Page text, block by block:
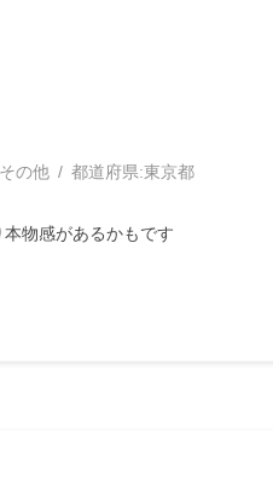
その他 都道府県:東京都
物感があるかもです